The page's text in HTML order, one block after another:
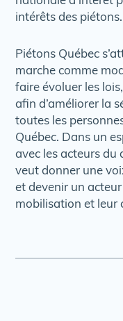
intérêts des piétons.
Piétons Québec
marche comme
faire évoluer les
afin d’améliorer la
toutes les
Québec. Dans un
avec les acteurs du
veut donner une
et devenir un
mobilisation et leur